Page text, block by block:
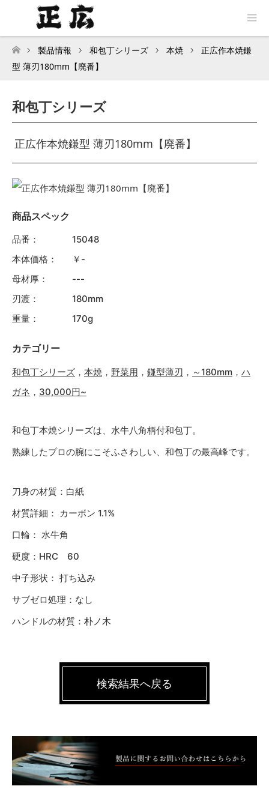
トップページ
製品情報 和包丁シリーズ 本焼
正広作本焼鎌
型 薄刃180mm【廃番】
和包丁シリーズ
正広作本焼鎌型 薄刃180mm【廃番】
商品スペック
品番：
15048
本体価格：
￥-
母材厚：
---
刃渡：
180mm
重量：
170g
カテゴリー
和包丁シリーズ ， 本焼 ， 野菜用 ， 鎌型薄刃 ， ～180mm ， ハ
ガネ ， 30,000円~
和包丁本焼シリーズは、水牛八角柄付和包丁。
熟練したプロの腕にこそふさわしい、和包丁の最高峰です。
刀身の材質：白紙
材質詳細： カーボン 1.1%
口輪： 水牛角
硬度：HRC 60
中子形状： 打ち込み
サブゼロ処理：なし
ハンドルの材質：朴ノ木
検索結果へ戻る